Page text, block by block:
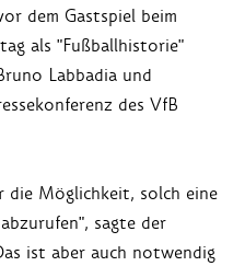
dem Gastspiel beim
als "Fußballhistorie"
Labbadia und
des VfB
die Möglichkeit, solch eine
sagte der
ist aber auch notwendig